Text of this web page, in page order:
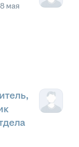
мая